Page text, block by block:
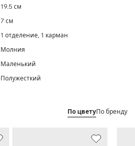
19.5 см
7 см
1 отделение, 1 карман
Молния
Маленький
Полужесткий
По цветуПо бренду